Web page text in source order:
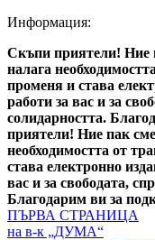
Информация:
Скъпи приятели! Ние
налага
променя и става
работи за вас и за
солидарността.
приятели! Ние пак
необходимостта от
става електронно
вас и за свободата,
Благодарим ви за
ПЪРВА СТРАНИЦА
на в-к „ДУМА“